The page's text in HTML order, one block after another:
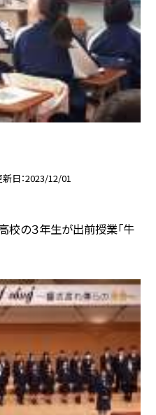
新日 2023/12/01
校の３年生が出前授業「牛